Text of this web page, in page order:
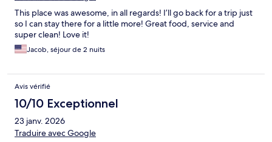
This place was awesome, in all regards! I’ll go back for a trip just
so I can stay there for a little more! Great food, service and
super clean! Love it!
Jacob, séjour de 2 nuits
Avis vérifié
10/10 Exceptionnel
23 janv. 2026
Traduire avec Google